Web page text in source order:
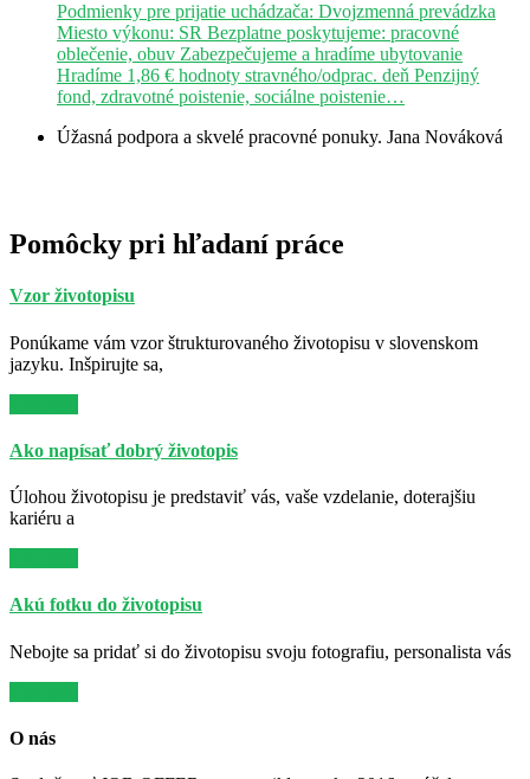
Podmienky pre prijatie uchádzača: Dvojzmenná prevádzka
Miesto výkonu: SR Bezplatne poskytujeme: pracovné
oblečenie, obuv Zabezpečujeme a hradíme ubytovanie
Hradíme 1,86 € hodnoty stravného/odprac. deň Penzijný
fond, zdravotné poistenie, sociálne poistenie…
Úžasná podpora a skvelé pracovné ponuky. Jana Nováková
Pomôcky pri hľadaní práce
Vzor životopisu
Ponúkame vám vzor štrukturovaného životopisu v slovenskom
jazyku. Inšpirujte sa,
Ako napísať dobrý životopis
Úlohou životopisu je predstaviť vás, vaše vzdelanie, doterajšiu
kariéru a
Akú fotku do životopisu
Nebojte sa pridať si do životopisu svoju fotografiu, personalista vás
O nás